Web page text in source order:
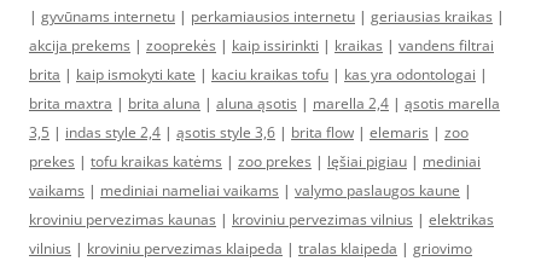
| gyvūnams internetu | perkamiausios internetu | geriausias kraikas |
akcija prekems | zooprekės | kaip issirinkti | kraikas | vandens filtrai
brita | kaip ismokyti kate | kaciu kraikas tofu | kas yra odontologai |
brita maxtra | brita aluna | aluna ąsotis | marella 2,4 | ąsotis marella
3,5 | indas style 2,4 | ąsotis style 3,6 | brita flow | elemaris | zoo
prekes | tofu kraikas katėms | zoo prekes | lęšiai pigiau | mediniai
vaikams | mediniai nameliai vaikams | valymo paslaugos kaune |
kroviniu pervezimas kaunas | kroviniu pervezimas vilnius | elektrikas
vilnius | kroviniu pervezimas klaipeda | tralas klaipeda | griovimo